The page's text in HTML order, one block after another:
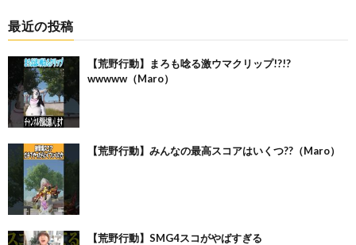
最近の投稿
【荒野行動】まろも唸る激ウマクリップ!?!?
wwwww（Maro）
【荒野行動】みんなの最高スコアはいくつ??（Maro）
【荒野行動】SMG4スコがやばすぎる